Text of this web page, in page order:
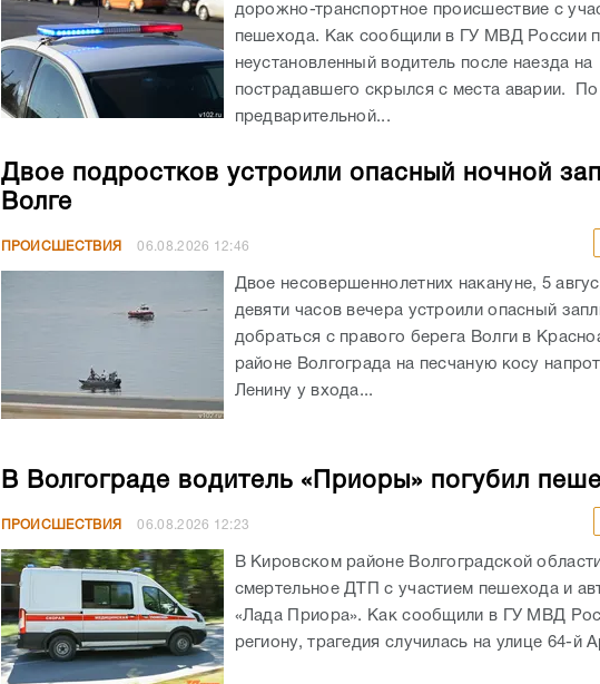
дорожно-транспортное происшествие с
пешехода. Как сообщили в ГУ МВД России
неустановленный водитель после наезда на
пострадавшего скрылся с места аварии. По
предварительной...
Двое подростков устроили опасный ночной
Волге
ПРОИСШЕСТВИЯ 06.08.2026 12:46
Двое несовершеннолетних накануне, 5
девяти часов вечера устроили опасный
добраться с правого берега Волги в
районе Волгограда на песчаную косу
Ленину у входа...
В Волгограде водитель «Приоры» погубил
ПРОИСШЕСТВИЯ 06.08.2026 12:23
В Кировском районе Волгоградской
смертельное ДТП с участием пешехода и
«Лада Приора». Как сообщили в ГУ МВД
региону, трагедия случилась на улице 64-й